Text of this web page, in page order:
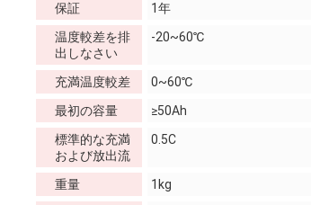
保証
1年
温度較差を排
出しなさい
-20~60℃
充満温度較差
0~60℃
最初の容量
≥50Ah
標準的な充満
および放出流
0.5C
重量
1kg